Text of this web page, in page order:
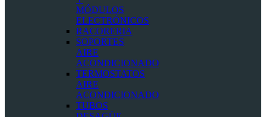
MÓDULOS
ELECTRÓNICOS
RACORERIA
SOPORTES
AIRE
ACONDICIONADO
TERMOSTATOS
AIRE
ACONDICIONADO
TUBOS